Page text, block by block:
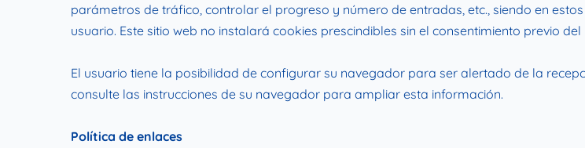
parámetros de tráfico, controlar el progreso y número de entradas, etc., siendo en
usuario. Este sitio web no instalará cookies prescindibles sin el consentimiento previo del
El usuario tiene la posibilidad de configurar su navegador para ser alertado de la
consulte las instrucciones de su navegador para ampliar esta información.
Política de enlaces